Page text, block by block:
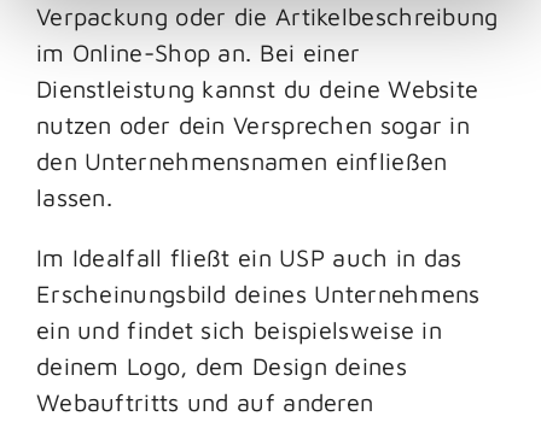
Verpackung oder die Artikelbeschreibung
im Online-Shop an. Bei einer
Dienstleistung kannst du deine Website
nutzen oder dein Versprechen sogar in
den Unternehmensnamen einfließen
lassen.
Im Idealfall fließt ein USP auch in das
Erscheinungsbild deines Unternehmens
ein und findet sich beispielsweise in
deinem Logo, dem Design deines
Webauftritts und auf anderen